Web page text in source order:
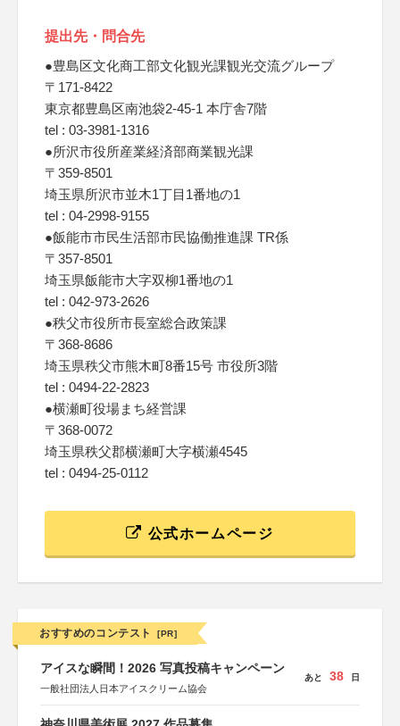
提出先・問合先
●豊島区文化商工部文化観光課観光交流グループ
〒171-8422
東京都豊島区南池袋2-45-1 本庁舎7階
tel : 03-3981-1316
●所沢市役所産業経済部商業観光課
〒359-8501
埼玉県所沢市並木1丁目1番地の1
tel : 04-2998-9155
●飯能市市民生活部市民協働推進課 TR係
〒357-8501
埼玉県飯能市大字双柳1番地の1
tel : 042-973-2626
●秩父市役所市長室総合政策課
〒368-8686
埼玉県秩父市熊木町8番15号 市役所3階
tel : 0494-22-2823
●横瀬町役場まち経営課
〒368-0072
埼玉県秩父郡横瀬町大字横瀬4545
tel : 0494-25-0112
公式ホームページ
おすすめのコンテスト [PR]
アイスな瞬間！2026 写真投稿キャンペーン
一般社団法人日本アイスクリーム協会
あと 38 日